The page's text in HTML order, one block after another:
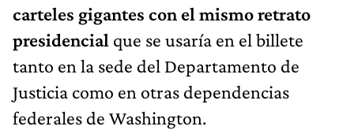
carteles gigantes con el mismo retrato
presidencial que se usaría en el billete
tanto en la sede del Departamento de
Justicia como en otras dependencias
federales de Washington.